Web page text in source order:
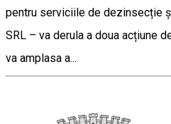
pentru serviciile de dezinsecție
SRL – va derula a doua acțiune
va amplasa a...